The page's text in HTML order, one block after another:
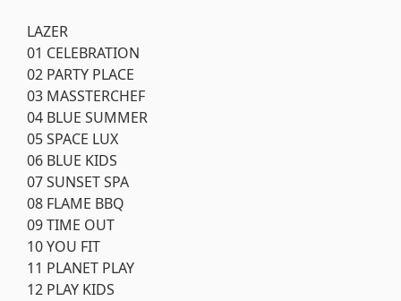
LAZER
01 CELEBRATION
02 PARTY PLACE
03 MASSTERCHEF
04 BLUE SUMMER
05 SPACE LUX
06 BLUE KIDS
07 SUNSET SPA
08 FLAME BBQ
09 TIME OUT
10 YOU FIT
11 PLANET PLAY
12 PLAY KIDS